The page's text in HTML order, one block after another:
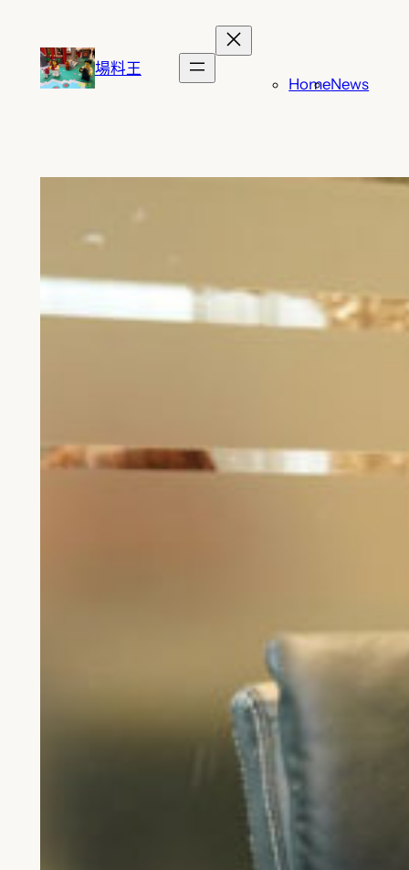
場料王
HomeNews